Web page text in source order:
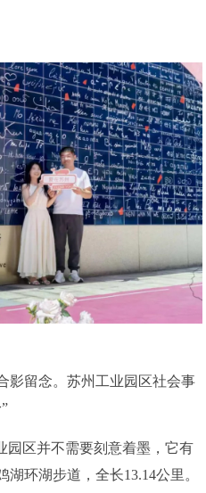
留念。苏州工业园区社会事
区并不需要刻意着墨，它有
环湖步道，全长13.14公里。